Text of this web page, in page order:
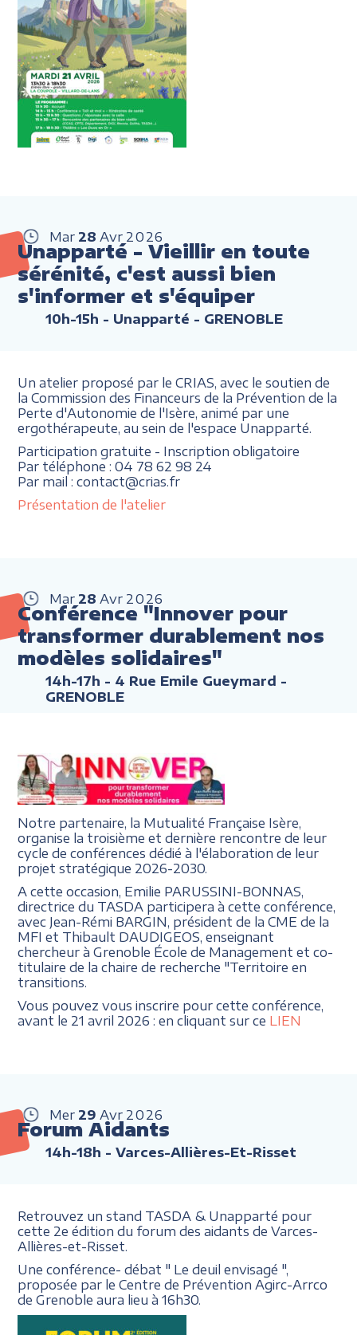
Mar 28 Avr 2026
Unapparté - Vieillir en toute
sérénité, c'est aussi bien
s'informer et s'équiper
10h-15h - Unapparté - GRENOBLE
Un atelier proposé par le CRIAS, avec le soutien de
la Commission des Financeurs de la Prévention de la
Perte d'Autonomie de l'Isère, animé par une
ergothérapeute, au sein de l'espace Unapparté.
Participation gratuite - Inscription obligatoire
Par téléphone : 04 78 62 98 24
Par mail : contact@crias.fr
Présentation de l'atelier
Mar 28 Avr 2026
Conférence "Innover pour
transformer durablement nos
modèles solidaires"
14h-17h - 4 Rue Emile Gueymard -
GRENOBLE
Notre partenaire, la Mutualité Française Isère,
organise la troisième et dernière rencontre de leur
cycle de conférences dédié à l'élaboration de leur
projet stratégique 2026-2030.
A cette occasion, Emilie PARUSSINI-BONNAS,
directrice du TASDA participera à cette conférence,
avec Jean-Rémi BARGIN, président de la CME de la
MFI et Thibault DAUDIGEOS, enseignant
chercheur à Grenoble École de Management et co-
titulaire de la chaire de recherche "Territoire en
transitions.
Vous pouvez vous inscrire pour cette conférence,
avant le 21 avril 2026 : en cliquant sur ce LIEN
Mer 29 Avr 2026
Forum Aidants
14h-18h - Varces-Allières-Et-Risset
Retrouvez un stand TASDA & Unapparté pour
cette 2e édition du forum des aidants de Varces-
Allières-et-Risset.
Une conférence- débat " Le deuil envisagé ",
proposée par le Centre de Prévention Agirc-Arrco
de Grenoble aura lieu à 16h30.